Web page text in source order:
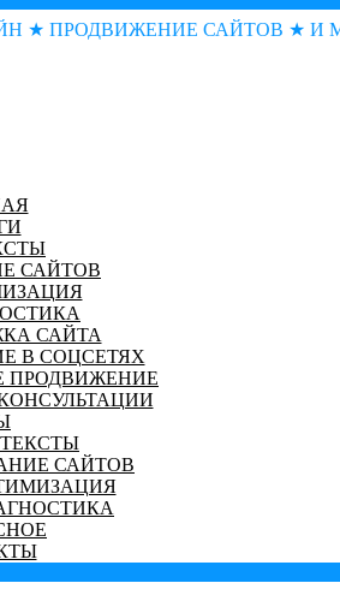
★ ПРОДВИЖЕНИЕ САЙТОВ ★ И
САЙТОВ
САЙТА
В СОЦСЕТЯХ
ПРОДВИЖЕНИЕ
САЙТОВ